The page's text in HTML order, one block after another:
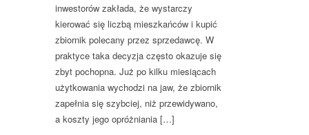
inwestorów zakłada, że wystarczy
kierować się liczbą mieszkańców i kupić
zbiornik polecany przez sprzedawcę. W
praktyce taka decyzja często okazuje się
zbyt pochopna. Już po kilku miesiącach
użytkowania wychodzi na jaw, że zbiornik
zapełnia się szybciej, niż przewidywano,
a koszty jego opróżniania […]